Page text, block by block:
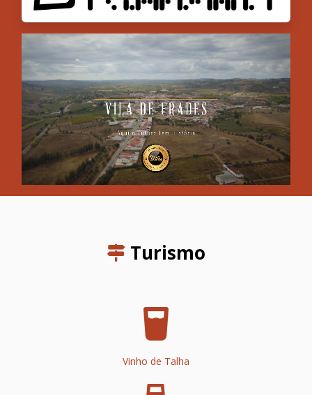
Turismo
Vinho de Talha